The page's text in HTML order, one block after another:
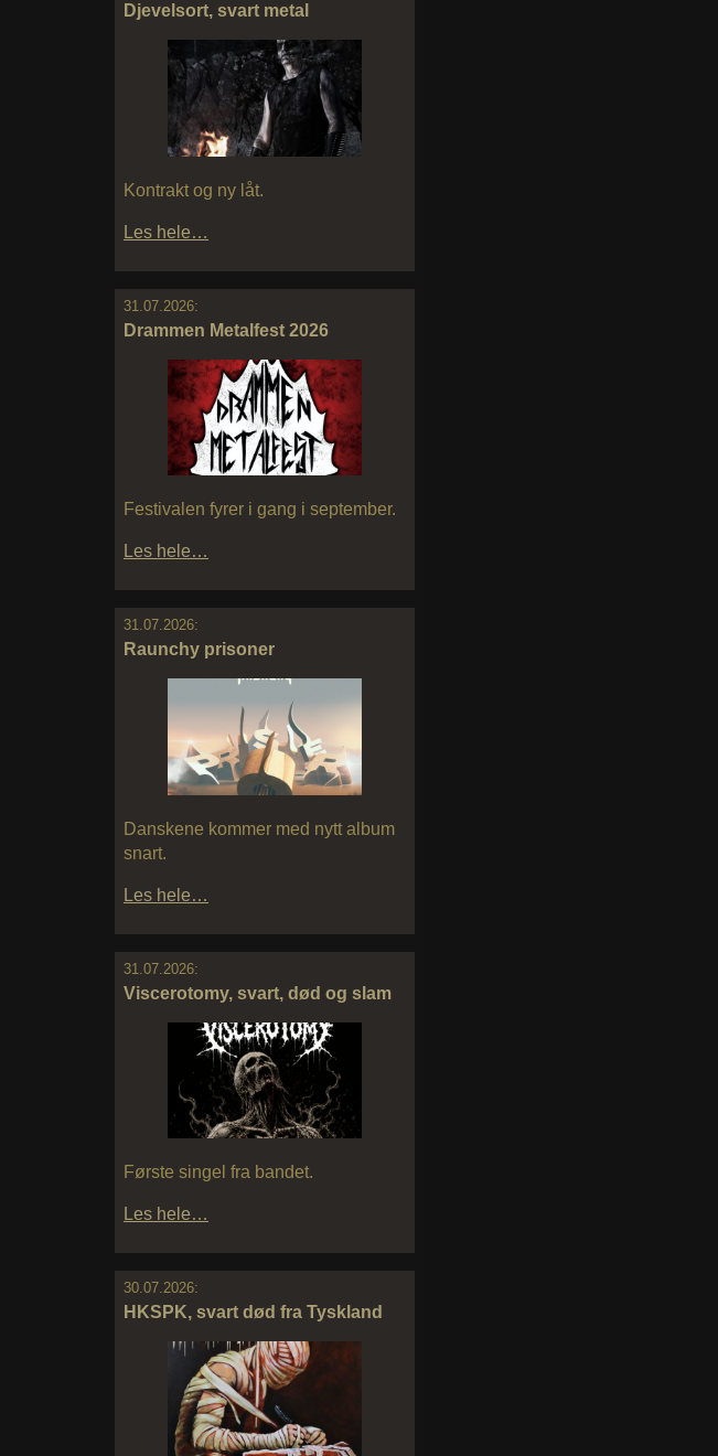
Djevelsort, svart metal
Kontrakt og ny låt.
Les hele…
31.07.2026:
Drammen Metalfest 2026
Festivalen fyrer i gang i september.
Les hele…
31.07.2026:
Raunchy prisoner
Danskene kommer med nytt album
snart.
Les hele…
31.07.2026:
Viscerotomy, svart, død og slam
Første singel fra bandet.
Les hele…
30.07.2026:
HKSPK, svart død fra Tyskland